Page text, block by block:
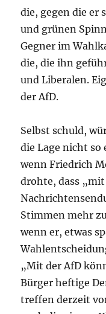
die, gegen die er
und grünen
Gegner im
die, die ihn
und Liberalen.
der AfD.
Selbst schuld,
die Lage nicht so
wenn Friedrich
drohte, dass
Stimmen mehr
wenn er, etwas
„Mit der AfD
Bürger heftige
treffen derzeit